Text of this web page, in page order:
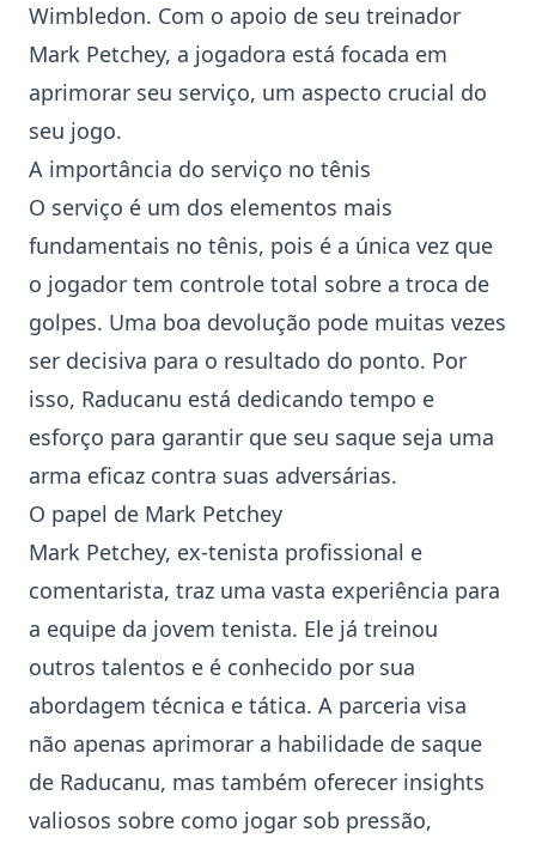
Wimbledon. Com o apoio de seu treinador
Mark Petchey, a jogadora está focada em
aprimorar seu serviço, um aspecto crucial do
seu jogo.
A importância do serviço no tênis
O serviço é um dos elementos mais
fundamentais no tênis, pois é a única vez que
o jogador tem controle total sobre a troca de
golpes. Uma boa devolução pode muitas vezes
ser decisiva para o resultado do ponto. Por
isso, Raducanu está dedicando tempo e
esforço para garantir que seu saque seja uma
arma eficaz contra suas adversárias.
O papel de Mark Petchey
Mark Petchey, ex-tenista profissional e
comentarista, traz uma vasta experiência para
a equipe da jovem tenista. Ele já treinou
outros talentos e é conhecido por sua
abordagem técnica e tática. A parceria visa
não apenas aprimorar a habilidade de saque
de Raducanu, mas também oferecer insights
valiosos sobre como jogar sob pressão,